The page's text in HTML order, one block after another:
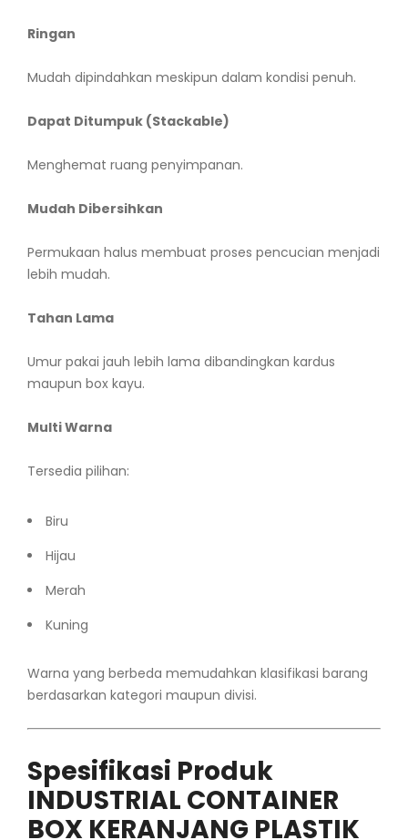
Ringan
Mudah dipindahkan meskipun dalam kondisi penuh.
Dapat Ditumpuk (Stackable)
Menghemat ruang penyimpanan.
Mudah Dibersihkan
Permukaan halus membuat proses pencucian menjadi
lebih mudah.
Tahan Lama
Umur pakai jauh lebih lama dibandingkan kardus
maupun box kayu.
Multi Warna
Tersedia pilihan:
Biru
Hijau
Merah
Kuning
Warna yang berbeda memudahkan klasifikasi barang
berdasarkan kategori maupun divisi.
Spesifikasi Produk
INDUSTRIAL CONTAINER
BOX KERANJANG PLASTIK